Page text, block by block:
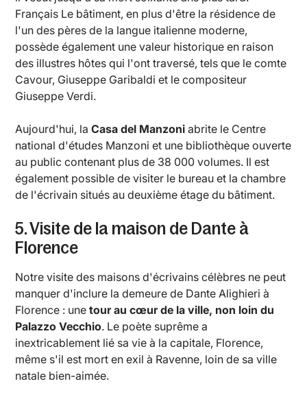
Français Le bâtiment, en plus d'être la résidence de
l'un des pères de la langue italienne moderne,
possède également une valeur historique en raison
des illustres hôtes qui l'ont traversé, tels que le comte
Cavour, Giuseppe Garibaldi et le compositeur
Giuseppe Verdi.
Aujourd'hui, laCasa del Manzoni abrite le Centre
national d'études Manzoni et une bibliothèque ouverte
au public contenant plus de 38 000 volumes. Il est
également possible de visiter le bureau et la chambre
de l'écrivain situés au deuxième étage du bâtiment.
5. Visite de la maison de Dante à
Florence
Notre visite des maisons d'écrivains célèbres ne peut
manquer d'inclure la demeure de Dante Alighieri à
Florence : unetour au cœur de la ville, non loin du
Palazzo Vecchio. Le poète suprême a
inextricablement lié sa vie à la capitale, Florence,
même s'il est mort en exil à Ravenne, loin de sa ville
natale bien-aimée.